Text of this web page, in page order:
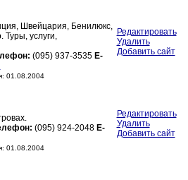
Швейцария, Бенилюкс,
Туры, услуги,
(095) 937-3535 E-
01.08.2004
Редактировать
Удалить
Добавить сайт
(095) 924-2048 E-
01.08.2004
Редактировать
Удалить
Добавить сайт